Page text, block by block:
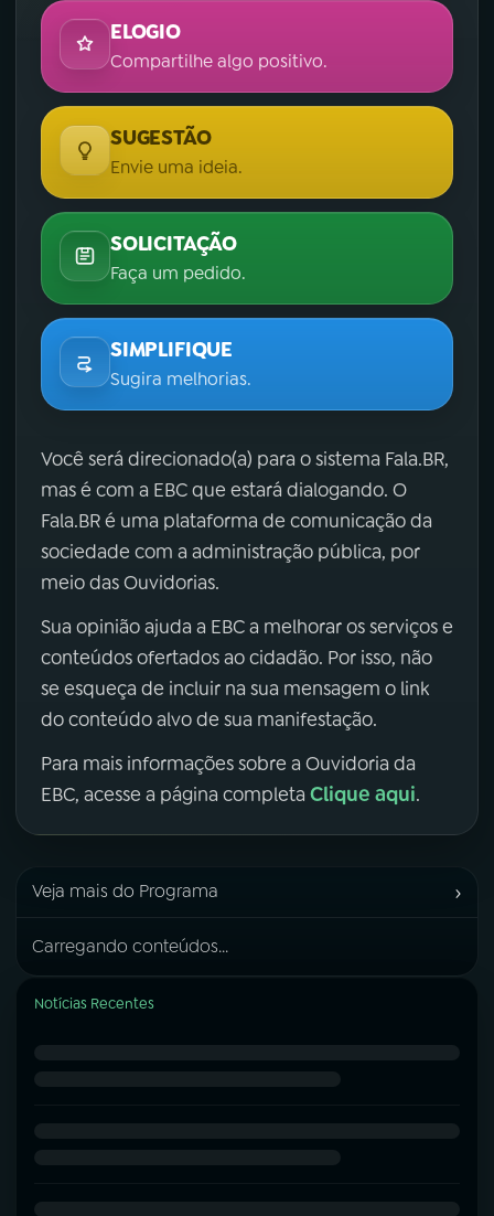
ELOGIO
Compartilhe algo positivo.
SUGESTÃO
Envie uma ideia.
SOLICITAÇÃO
Faça um pedido.
SIMPLIFIQUE
Sugira melhorias.
Você será direcionado(a) para o sistema Fala.BR,
mas é com a EBC que estará dialogando. O
Fala.BR é uma plataforma de comunicação da
sociedade com a administração pública, por
meio das Ouvidorias.
Sua opinião ajuda a EBC a melhorar os serviços e
conteúdos ofertados ao cidadão. Por isso, não
se esqueça de incluir na sua mensagem o link
do conteúdo alvo de sua manifestação.
Para mais informações sobre a Ouvidoria da
EBC, acesse a página completa Clique aqui.
Veja mais do Programa ›
Carregando conteúdos...
Notícias Recentes